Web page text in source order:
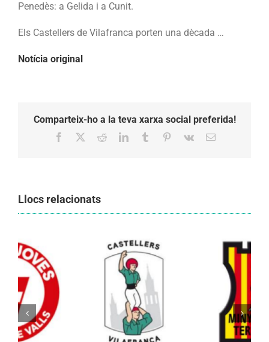
nou
Penedès: a Gelida i a Cunit.
Els Castellers de Vilafranca porten una dècada …
Notícia original
Comparteix-ho a la teva xarxa social preferida!
Facebook RedditLinkedInTumblr Pinterest
Vk Email:
Llocs relacionats
Els Castellers de Vilafranca unieixen tradició i
patrimoni en un viatge de colla a la Vall
d’Aran i a la Vall de Boí